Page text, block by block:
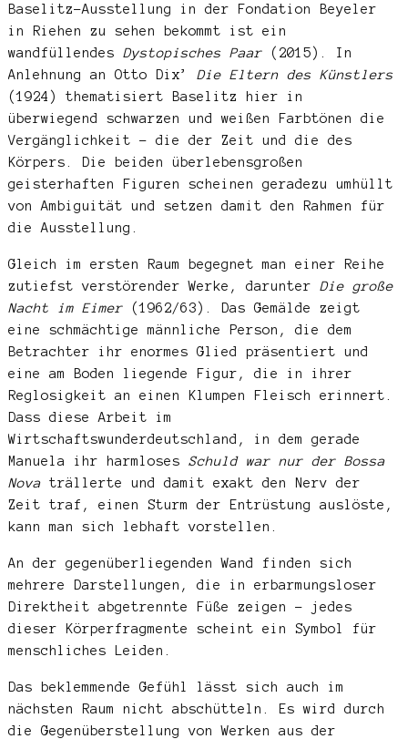
Baselitz-Ausstellung in der Fondation Beyeler
in Riehen zu sehen bekommt ist ein
wandfüllendes Dystopisches Paar(2015). In
Anlehnung an Otto Dix’ Die Eltern des Künstlers
(1924) thematisiert Baselitz hier in
überwiegend schwarzen und weißen Farbtönen die
Vergänglichkeit – die der Zeit und die des
Körpers. Die beiden überlebensgroßen
geisterhaften Figuren scheinen geradezu umhüllt
von Ambiguität und setzen damit den Rahmen für
die Ausstellung.
Gleich im ersten Raum begegnet man einer Reihe
zutiefst verstörender Werke, darunter Die große
Nacht im Eimer(1962/63). Das Gemälde zeigt
eine schmächtige männliche Person, die dem
Betrachter ihr enormes Glied präsentiert und
eine am Boden liegende Figur, die in ihrer
Reglosigkeit an einen Klumpen Fleisch erinnert.
Dass diese Arbeit im
Wirtschaftswunderdeutschland, in dem gerade
Manuela ihr harmloses Schuld war nur der Bossa
Novaträllerte und damit exakt den Nerv der
Zeit traf, einen Sturm der Entrüstung auslöste,
kann man sich lebhaft vorstellen.
An der gegenüberliegenden Wand finden sich
mehrere Darstellungen, die in erbarmungsloser
Direktheit abgetrennte Füße zeigen – jedes
dieser Körperfragmente scheint ein Symbol für
menschliches Leiden.
Das beklemmende Gefühl lässt sich auch im
nächsten Raum nicht abschütteln. Es wird durch
die Gegenüberstellung von Werken aus der